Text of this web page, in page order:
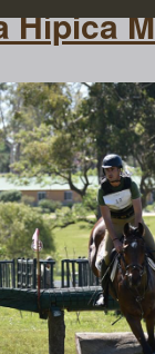
Hípica